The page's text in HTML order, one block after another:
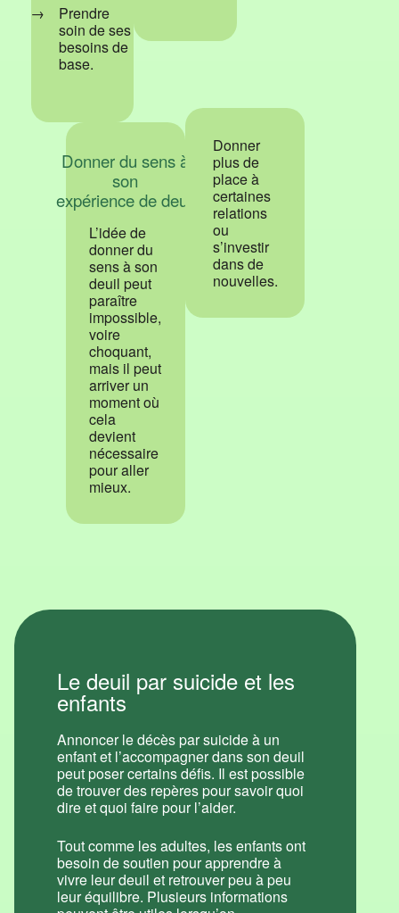
Prendre
soin de ses
besoins de
base.
Donner du sens à
son
expérience de deuil
L’idée de
donner du
sens à son
deuil peut
paraître
impossible,
voire
choquant,
mais il peut
arriver un
moment où
cela
devient
nécessaire
pour aller
mieux.
Donner
plus de
place à
certaines
relations
ou
s’investir
dans de
nouvelles.
Le deuil par suicide et les
enfants
Annoncer le décès par suicide à un
enfant et l’accompagner dans son deuil
peut poser certains défis. Il est possible
de trouver des repères pour savoir quoi
dire et quoi faire pour l’aider.
Tout comme les adultes, les enfants ont
besoin de soutien pour apprendre à
vivre leur deuil et retrouver peu à peu
leur équilibre. Plusieurs informations